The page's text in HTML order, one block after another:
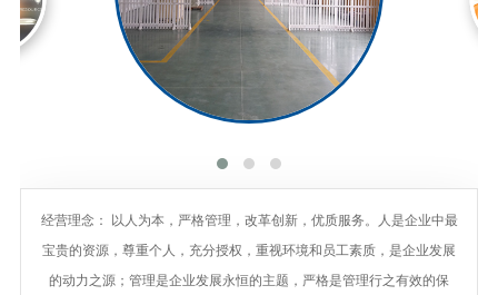
经营理念： 以人为本，严格管理，改革创新，优质服务。人是企业中最
宝贵的资源，尊重个人，充分授权，重视环境和员工素质，是企业发展
的动力之源；管理是企业发展永恒的主题，严格是管理行之有效的保